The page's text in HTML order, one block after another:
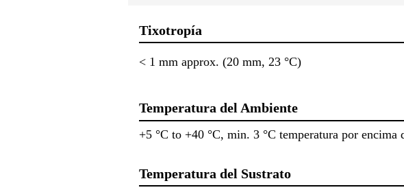
Tixotropía
< 1 mm approx. (20 mm, 23 °C)
Temperatura del Ambiente
+5 °C to +40 °C, min. 3 °C temperatura por encima
Temperatura del Sustrato